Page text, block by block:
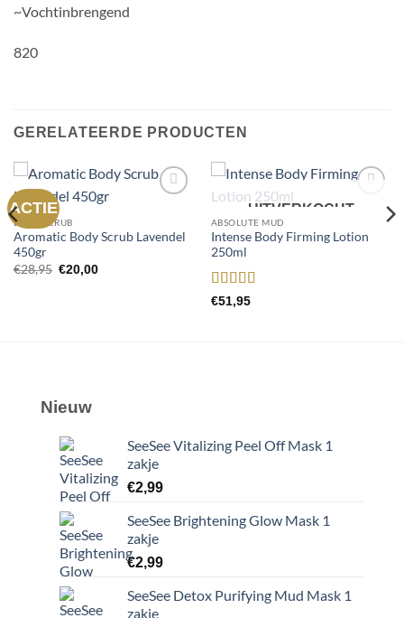
~Vochtinbrengend
820
GERELATEERDE PRODUCTEN
ACTIE
wenslijst
BODY SCRUB
Aromatic Body Scrub Lavendel
450gr
€28,95 Oorspronkelijke
prijs
€20,00Huidige
Toevoegen
wenslijst
UITVERKOCHT
ABSOLUTE MUD
Intense Body Firming Lotion
250ml
Gewaardeerd
€51,95
Nieuw
SeeSee Vitalizing Peel Off Mask 1
zakje
€2,99
SeeSee Brightening Glow Mask 1
zakje
€2,99
SeeSee Detox Purifying Mud Mask 1
zakje